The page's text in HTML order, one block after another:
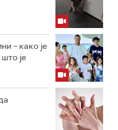
– како је
је